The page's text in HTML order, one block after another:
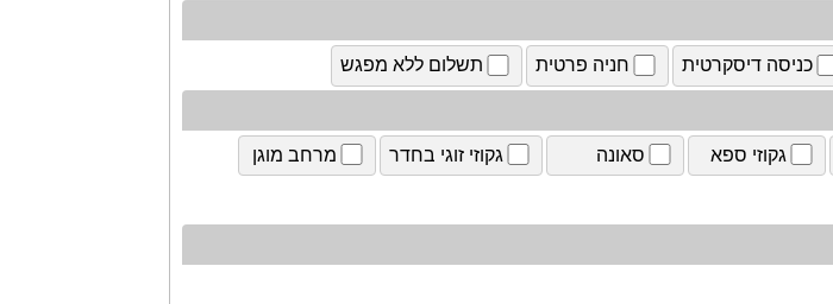
כניסה דיסקרטית חניה פרטית תשלום ללא מפגש
גקוזי ספא סאונה גקוזי זוגי בחדר מרחב מוגן